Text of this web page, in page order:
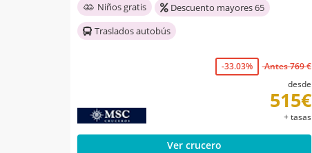
Niños gratis
Descuento mayores 65
Traslados autobús
-33.03%
Antes 769 €
desde
515€
+ tasas
Ver crucero